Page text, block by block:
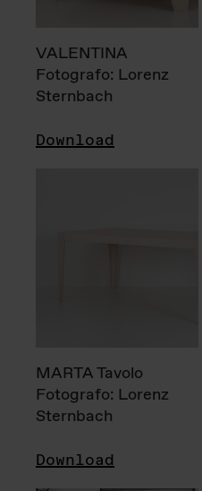
VALENTINA
Fotografo: Lorenz
Sternbach
Download
MARTA Tavolo
Fotografo: Lorenz
Sternbach
Download